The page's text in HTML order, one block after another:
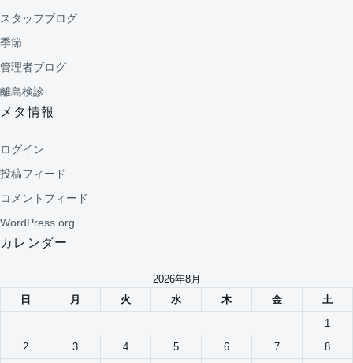
スタッフブログ
季節
管理者ブログ
離島検診
メタ情報
ログイン
投稿フィード
コメントフィード
WordPress.org
カレンダー
2026年8月
日
月 火 水 木 金
土
1
2
3 4 5 6 7 8